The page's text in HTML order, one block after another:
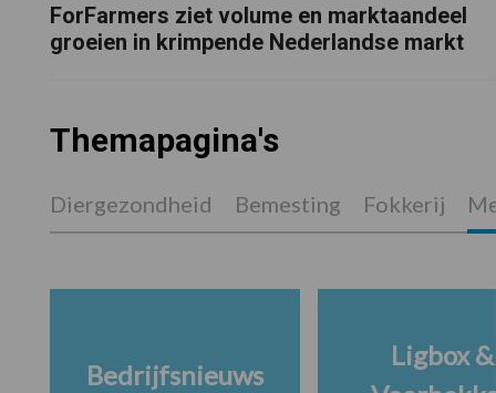
ForFarmers ziet volume en marktaandeel
groeien in krimpende Nederlandse markt
Themapagina's
Diergezondheid Bemesting Fokkerij
Bedrijfsnieuws
Ligbox &